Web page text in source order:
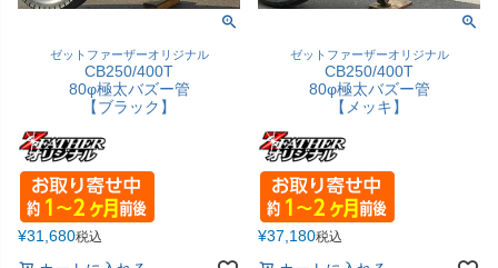
ゼットファーザーオリジナル
CB250/400T
80φ極太バズー管
【ブラック】
¥31,680税込
ゼットファーザーオリジナル
CB250/400T
80φ極太バズー管
【メッキ】
¥37,180税込